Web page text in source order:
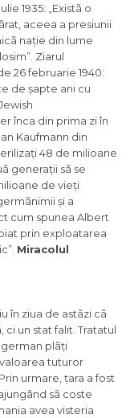
1935: „ Existã o
aceea a presiunii
nație din lume
”. Ziarul
26 februarie 1940:
de șapte ani cu
înca din prima zi în
Kaufmann din
48 de milioane
generații sã se
de vieți
și a
cum spunea Albert
prin exploatarea
”. Miracolul
în ziua de astãzi cã
un stat falit. Tratatul
german plãți
tuturor
urmare, țara a fost
sã coste
avea visteria